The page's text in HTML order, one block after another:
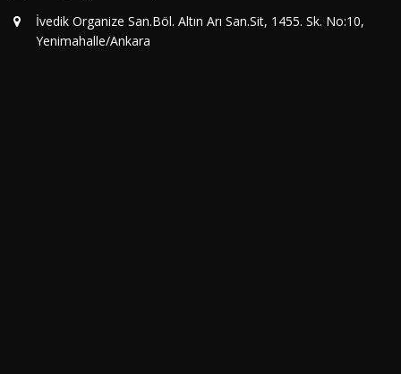
İvedik Organize San.Böl. Altın Arı San.Sit, 1455. Sk. No:10,
Yenimahalle/Ankara